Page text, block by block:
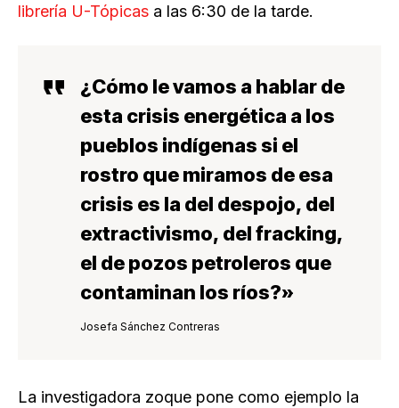
librería U-Tópicas a las 6:30 de la tarde.
¿Cómo le vamos a hablar de
esta crisis energética a los
pueblos indígenas si el
rostro que miramos de esa
crisis es la del despojo, del
extractivismo, del fracking,
el de pozos petroleros que
contaminan los ríos?»
Josefa Sánchez Contreras
La investigadora zoque pone como ejemplo la